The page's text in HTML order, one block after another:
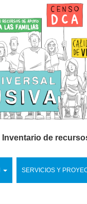
SERVICIOS Y
Inventario de